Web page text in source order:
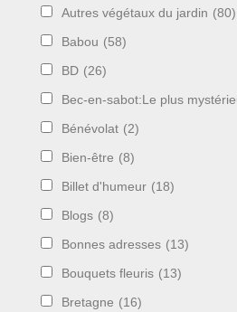
Autres végétaux du jardin (80)
Babou (58)
BD (26)
Bec-en-sabot:Le plus
Bénévolat (2)
Bien-être (8)
Billet d'humeur (18)
Blogs (8)
Bonnes adresses (13)
Bouquets fleuris (13)
Bretagne (16)